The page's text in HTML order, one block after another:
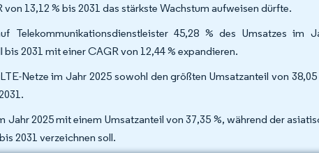
13,12 % bis 2031 das stärkste Wachstum aufweisen dürfte.
Telekommunikationsdienstleister 45,28 % des Umsatzes im
2031 mit einer CAGR von 12,44 % expandieren.
Netze im Jahr 2025 sowohl den größten Umsatzanteil von
2025 mit einem Umsatzanteil von 37,35 %, während der
2031 verzeichnen soll.